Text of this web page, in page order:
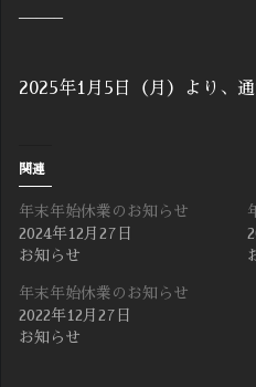
——–
2025年1月5日（月）より、
関連
年末年始休業のお知らせ
2024年12月27日
お知らせ
年末年始休業のお知らせ
2022年12月27日
お知らせ